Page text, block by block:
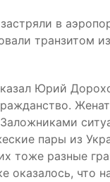
в
транзитом
Юрий
Заложниками
пары из
тоже разные
оказалось, что